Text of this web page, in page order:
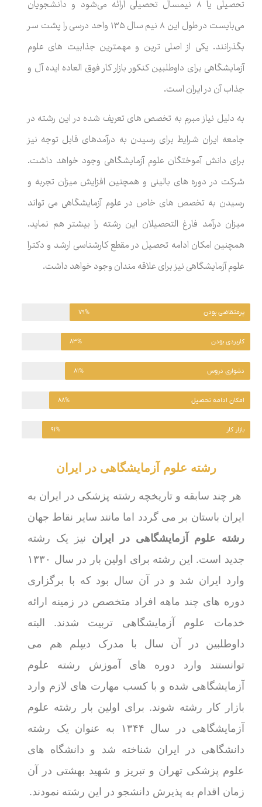
تحصیلی یا ۸ نیمسال تحصیلی ارائه می‌شود و دانشجویان
می‌بایست در طول این ۸ نیم سال ۱۳۵ واحد درسی را پشت سر
بگذرانند‌. یکی از اصلی ترین و مهمترین جذابیت های علوم
آزمایشگاهی برای داوطلبین کنکور بازار کار فوق العاده ایده آل و
جذاب آن در ایران است.
به دلیل نیاز مبرم به تخصص های تعریف شده در این رشته در
جامعه ایران شرایط برای رسیدن به درآمدهای قابل توجه نیز
برای دانش آموختگان علوم آزمایشگاهی وجود خواهد داشت.
شرکت در دوره های بالینی و همچنین افزایش میزان تجربه و
رسیدن به تخصص های خاص در علوم آزمایشگاهی می تواند
میزان درآمد فارغ التحصیلان این رشته را بیشتر هم نماید.
همچنین امکان ادامه تحصیل در مقطع کارشناسی ارشد و دکترا
علوم آزمایشگاهی نیز برای علاقه مندان وجود خواهد داشت.
پرمتقاضی بودن ۷۹%
کاربردی بودن ۸۳%
دشواری دروس ۸۱%
امکان ادامه تحصیل ۸۸%
بازار کار ۹۱%
رشته علوم آزمایشگاهی در ایران
هر چند سابقه و تاریخچه رشته پزشکی در ایران به
ایران باستان بر می گردد اما مانند سایر نقاط جهان
رشته علوم آزمایشگاهی در ایران نیز یک رشته
جدید است. این رشته برای اولین بار در سال ۱۳۳۰
وارد ایران شد و در آن سال بود که با برگزاری
دوره های چند ماهه افراد متخصص در زمینه ارائه
خدمات علوم آزمایشگاهی تربیت شدند. البته
داوطلبین در آن سال با مدرک دیپلم هم می
توانستند وارد دوره های آموزش رشته علوم
آزمایشگاهی شده و با کسب مهارت های لازم وارد
بازار کار رشته شوند. برای اولین بار رشته علوم
آزمایشگاهی در سال ۱۳۴۴ به عنوان یک رشته
دانشگاهی در ایران شناخته شد و دانشگاه های
علوم پزشکی تهران و تبریز و شهید بهشتی در آن
زمان اقدام به پذیرش دانشجو در این رشته نمودند.